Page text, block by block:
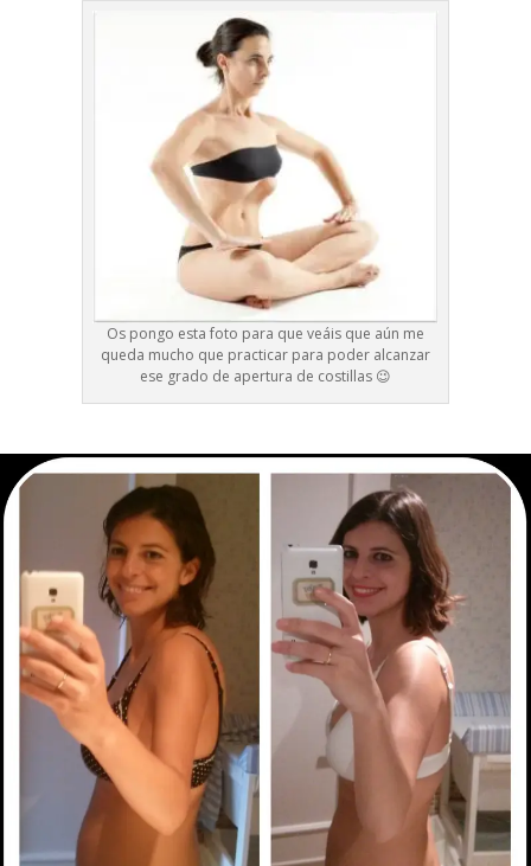
Os pongo esta foto para que veáis que aún me
queda mucho que practicar para poder alcanzar
ese grado de apertura de costillas 😉